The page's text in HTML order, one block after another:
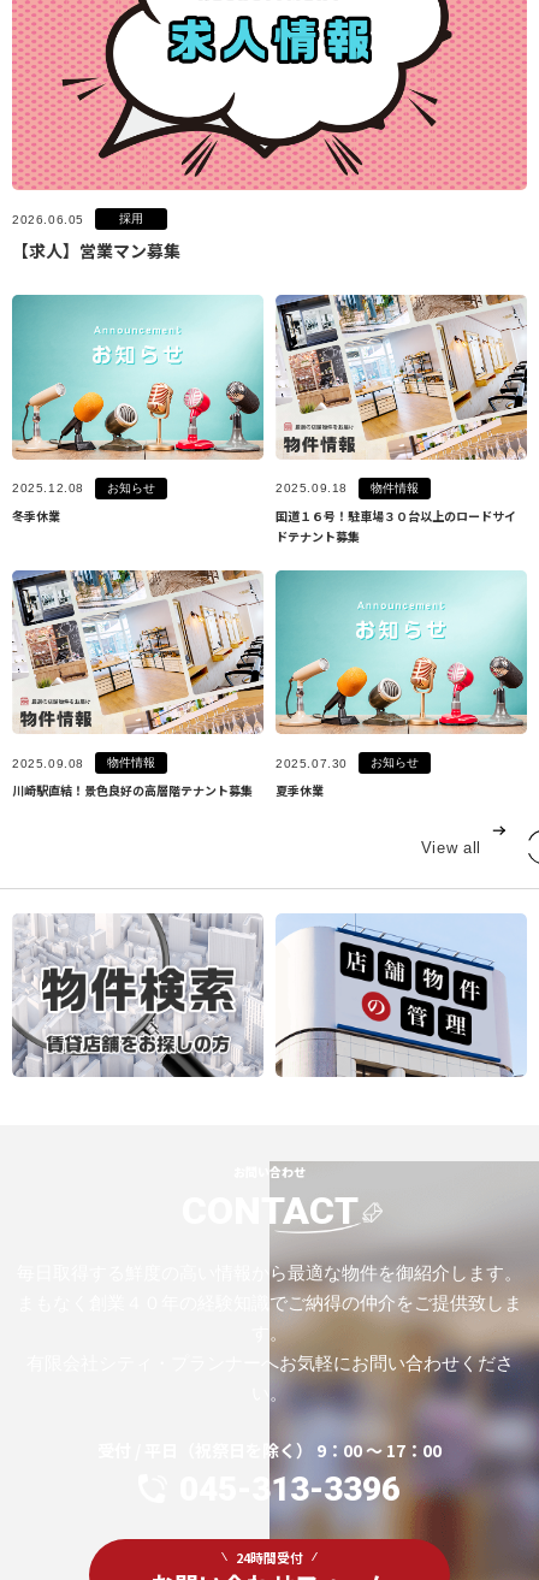
2026.06.05 採用
【求人】営業マン募集
2025.12.08 お知らせ
冬季休業
2025.09.18 物件情報
国道１６号！駐車場３０台以上のロードサイ
ドテナント募集
2025.09.08 物件情報
川崎駅直結！景色良好の高層階テナント募集
2025.07.30 お知らせ
夏季休業
View all
お問い合わせ
CONTACT
毎日取得する鮮度の高い情報から最適な物件を御紹介します。
まもなく創業４０年の経験知識でご納得の仲介をご提供致しま
す。
有限会社シティ・プランナーへお気軽にお問い合わせくださ
い。
受付 / 平日（祝祭日を除く） 9：00 ～ 17：00
045-313-3396
24時間受付